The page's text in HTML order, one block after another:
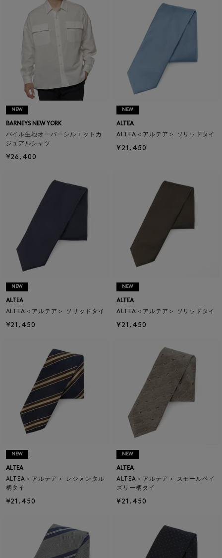
NEW
BARNEYS NEW YORK
パイル生地オーバーシルエットカ
ジュアルシャツ
¥26,400
NEW
ALTEA
ALTEA＜アルテア＞ ソリッドタイ
¥21,450
NEW
ALTEA
ALTEA＜アルテア＞ ソリッドタイ
¥21,450
NEW
ALTEA
ALTEA＜アルテア＞ ソリッドタイ
¥21,450
NEW
ALTEA
ALTEA＜アルテア＞ レジメンタル
柄タイ
¥21,450
NEW
ALTEA
ALTEA＜アルテア＞ スモールペイ
ズリー柄タイ
¥21,450